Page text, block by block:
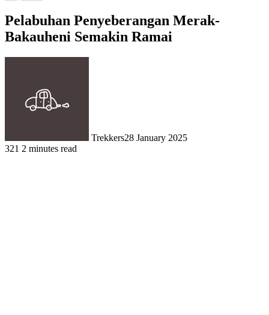
Pelabuhan Penyeberangan Merak-
Bakauheni Semakin Ramai
Trekkers28 January 2025
321 2 minutes read